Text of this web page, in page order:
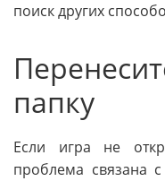
поиск других
папку
Если игра не
проблема связана